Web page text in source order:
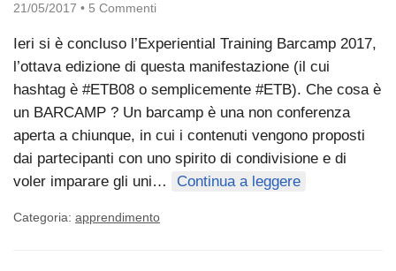
21/05/2017 • 5 Commenti
Ieri si è concluso l’Experiential Training Barcamp 2017,
l’ottava edizione di questa manifestazione (il cui
hashtag è #ETB08 o semplicemente #ETB). Che cosa è
un BARCAMP ? Un barcamp è una non conferenza
aperta a chiunque, in cui i contenuti vengono proposti
dai partecipanti con uno spirito di condivisione e di
voler imparare gli uni…
Continua a leggere
Categoria: apprendimento